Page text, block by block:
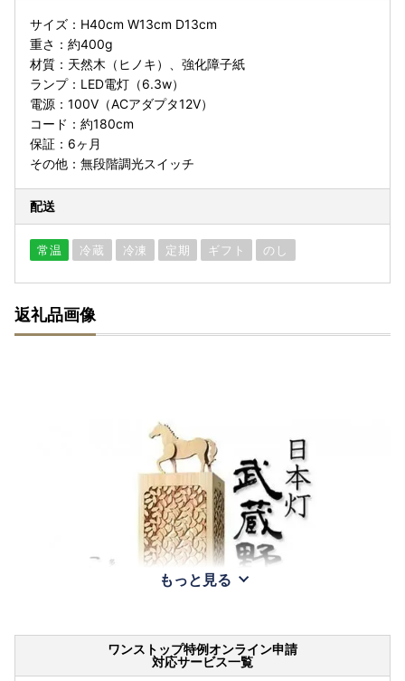
サイズ：H40cm W13cm D13cm
重さ：約400g
材質：天然木（ヒノキ）、強化障子紙
ランプ：LED電灯（6.3w）
電源：100V（ACアダプタ12V）
コード：約180cm
保証：6ヶ月
その他：無段階調光スイッチ
配送
常温 冷蔵 冷凍 定期 ギフト のし
返礼品画像
もっと見る
ワンストップ特例オンライン申請
対応サービス一覧